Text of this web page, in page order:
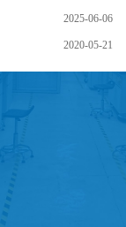
2025-06-06
2020-05-21